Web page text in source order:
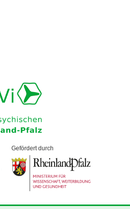
Gefördert durch